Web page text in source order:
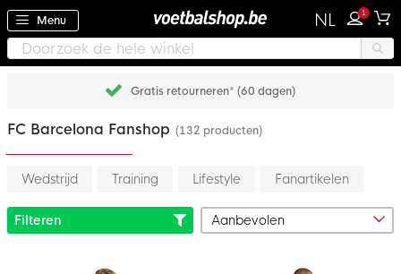
Menu NL 1
Gratis retourneren* (60 dagen)
FC Barcelona Fanshop (132 producten)
Wedstrijd Training Lifestyle Fanartikelen
Filteren